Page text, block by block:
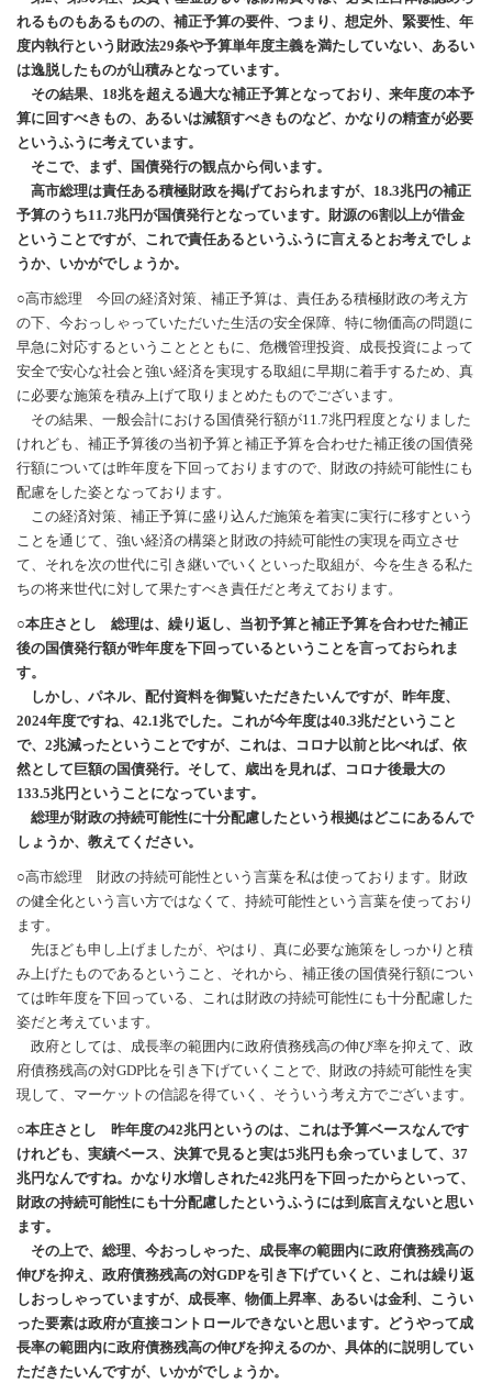
れるものもあるものの、補正予算の要件、つまり、想定外、緊要性、年
度内執行という財政法29条や予算単年度主義を満たしていない、あるい
は逸脱したものが山積みとなっています。
その結果、18兆を超える過大な補正予算となっており、来年度の本予
算に回すべきもの、あるいは減額すべきものなど、かなりの精査が必要
というふうに考えています。
そこで、まず、国債発行の観点から伺います。
高市総理は責任ある積極財政を掲げておられますが、18.3兆円の補正
予算のうち11.7兆円が国債発行となっています。財源の6割以上が借金
ということですが、これで責任あるというふうに言えるとお考えでしょ
うか、いかがでしょうか。
○高市総理 今回の経済対策、補正予算は、責任ある積極財政の考え方
の下、今おっしゃっていただいた生活の安全保障、特に物価高の問題に
早急に対応するということとともに、危機管理投資、成長投資によって
安全で安心な社会と強い経済を実現する取組に早期に着手するため、真
に必要な施策を積み上げて取りまとめたものでございます。
その結果、一般会計における国債発行額が11.7兆円程度となりました
けれども、補正予算後の当初予算と補正予算を合わせた補正後の国債発
行額については昨年度を下回っておりますので、財政の持続可能性にも
配慮をした姿となっております。
この経済対策、補正予算に盛り込んだ施策を着実に実行に移すという
ことを通じて、強い経済の構築と財政の持続可能性の実現を両立させ
て、それを次の世代に引き継いでいくといった取組が、今を生きる私た
ちの将来世代に対して果たすべき責任だと考えております。
○本庄さとし 総理は、繰り返し、当初予算と補正予算を合わせた補正
後の国債発行額が昨年度を下回っているということを言っておられま
す。
しかし、パネル、配付資料を御覧いただきたいんですが、昨年度、
2024年度ですね、42.1兆でした。これが今年度は40.3兆だということ
で、2兆減ったということですが、これは、コロナ以前と比べれば、依
然として巨額の国債発行。そして、歳出を見れば、コロナ後最大の
133.5兆円ということになっています。
総理が財政の持続可能性に十分配慮したという根拠はどこにあるんで
しょうか、教えてください。
○高市総理 財政の持続可能性という言葉を私は使っております。財政
の健全化という言い方ではなくて、持続可能性という言葉を使っており
ます。
先ほども申し上げましたが、やはり、真に必要な施策をしっかりと積
み上げたものであるということ、それから、補正後の国債発行額につい
ては昨年度を下回っている、これは財政の持続可能性にも十分配慮した
姿だと考えています。
政府としては、成長率の範囲内に政府債務残高の伸び率を抑えて、政
府債務残高の対GDP比を引き下げていくことで、財政の持続可能性を実
現して、マーケットの信認を得ていく、そういう考え方でございます。
○本庄さとし 昨年度の42兆円というのは、これは予算ベースなんです
けれども、実績ベース、決算で見ると実は5兆円も余っていまして、37
兆円なんですね。かなり水増しされた42兆円を下回ったからといって、
財政の持続可能性にも十分配慮したというふうには到底言えないと思い
ます。
その上で、総理、今おっしゃった、成長率の範囲内に政府債務残高の
伸びを抑え、政府債務残高の対GDPを引き下げていくと、これは繰り返
しおっしゃっていますが、成長率、物価上昇率、あるいは金利、こうい
った要素は政府が直接コントロールできないと思います。どうやって成
長率の範囲内に政府債務残高の伸びを抑えるのか、具体的に説明してい
ただきたいんですが、いかがでしょうか。